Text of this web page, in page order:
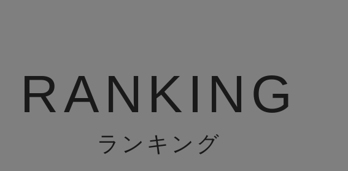
RANKING
ランキング